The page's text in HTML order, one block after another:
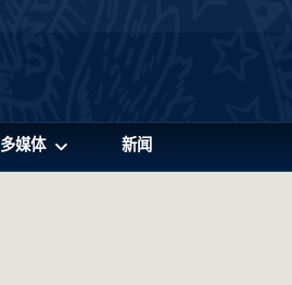
多媒体 新闻